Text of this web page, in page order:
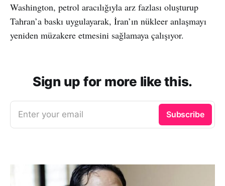
Washington, petrol aracılığıyla arz fazlası oluşturup
Tahran’a baskı uygulayarak, İran’ın nükleer anlaşmayı
yeniden müzakere etmesini sağlamaya çalışıyor.
Sign up for more like this.
Enter your email Subscribe